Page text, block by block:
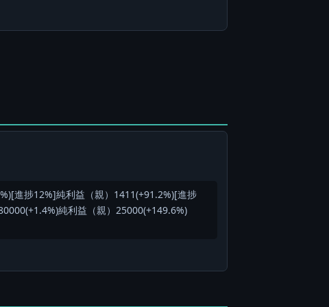
進捗12%]純利益（親）1411(+91.2%)[進捗
純利益（親）25000(+149.6%)